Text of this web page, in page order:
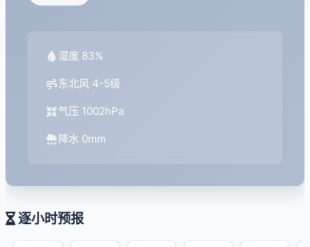
湿度 83%
东北风 4-5级
气压 1002hPa
降水 0mm
逐小时预报